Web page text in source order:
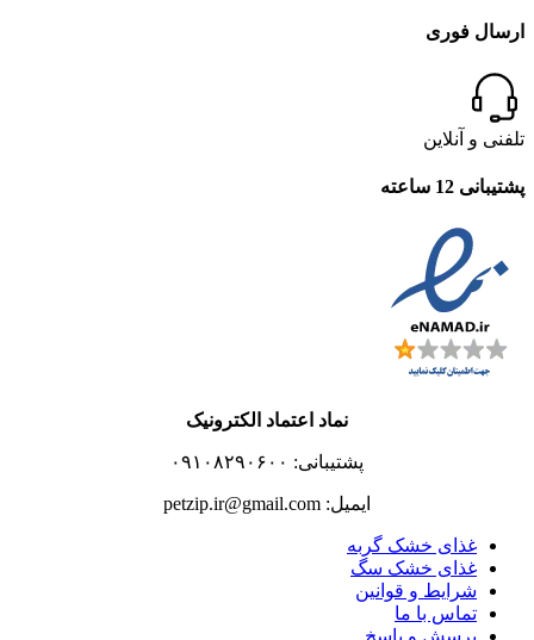
ارسال فوری
تلفنی و آنلاین
پشتیبانی 12 ساعته
نماد اعتماد الکترونیک
پشتیبانی: ۰۹۱۰۸۲۹۰۶۰۰
ایمیل: petzip.ir@gmail.com
غذای خشک گربه
غذای خشک سگ
شرایط و قوانین
تماس با ما